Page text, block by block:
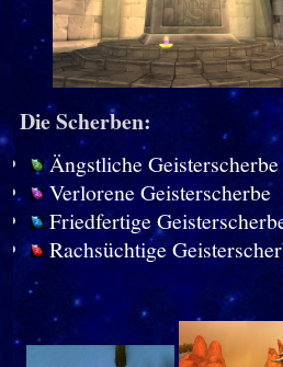
Die Scherben:
Ängstliche Geisterscherbe
Verlorene Geisterscherbe
Friedfertige
Rachsüchtige